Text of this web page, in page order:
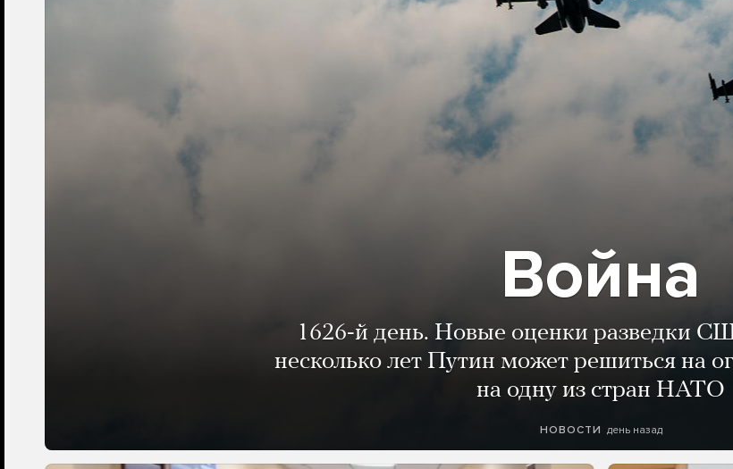
Война
1626-й день. Новые оценки разведки
несколько лет Путин может решиться на
на одну из стран НАТО
НОВОСТИ день назад